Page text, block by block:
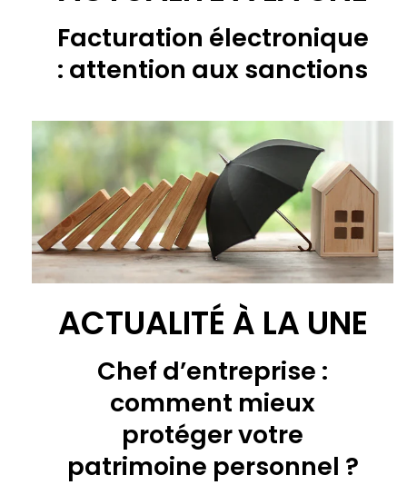
Facturation électronique
: attention aux sanctions
ACTUALITÉ À LA UNE
Chef d’entreprise :
comment mieux
protéger votre
patrimoine personnel ?